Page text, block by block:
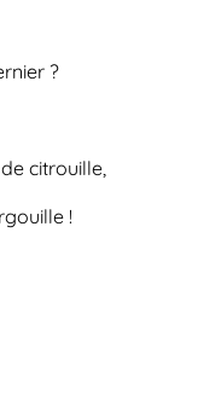
?
citrouille,
!